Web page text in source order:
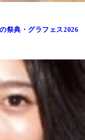
祭典・グラフェス2026